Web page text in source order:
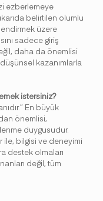
ezberlemeye
belirtilen olumlu
üzere
sadece giriş
daha da önemlisi
kazanımlarla
istersiniz?
En büyük
önemlisi,
duygusudur.
ile, bilgisi ve deneyimi
destek olmaları
değil, tüm